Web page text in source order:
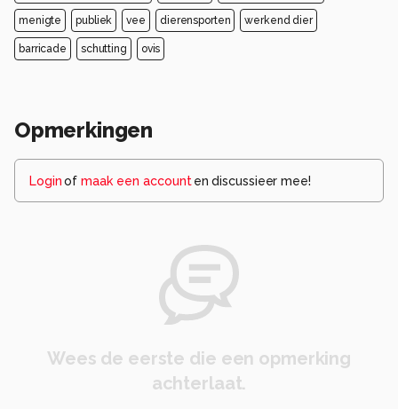
menigte publiek vee dierensporten werkend dier
barricade schutting ovis
Opmerkingen
Loginof maak een account en discussieer mee!
Wees de eerste die een opmerking
achterlaat.